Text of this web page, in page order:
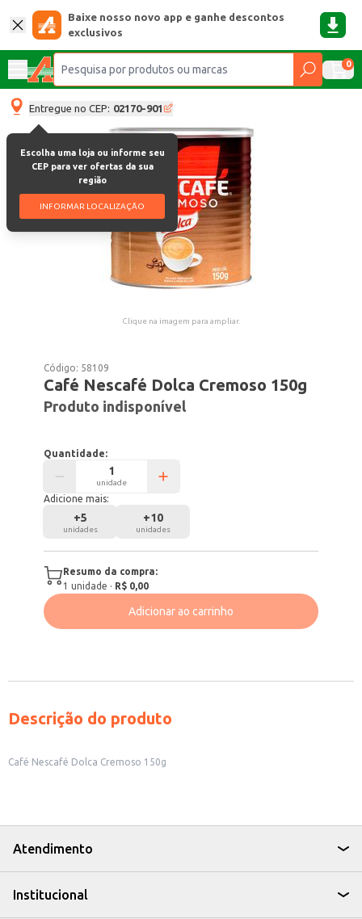
Baixe nosso novo app e ganhe descontos
exclusivos
0
Entregue no CEP: 02170-901
Escolha uma loja ou informe seu
CEP para ver ofertas da sua
região
INFORMAR LOCALIZAÇÃO
Clique na imagem para ampliar.
Código: 58109
Café Nescafé Dolca Cremoso 150g
Produto indisponível
Quantidade:
unidade
Adicione mais:
+5
unidades
+10
unidades
Resumo da compra:
1 unidade · R$ 0,00
Adicionar ao carrinho
Descrição do produto
Café Nescafé Dolca Cremoso 150g
Atendimento
Institucional